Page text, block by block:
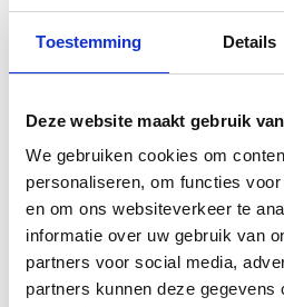
Toestemming Details
Deze website maakt gebruik
We gebruiken cookies om
personaliseren, om functies
en om ons websiteverkeer te
informatie over uw gebruik van
partners voor social media,
partners kunnen deze gegevens
Gerelateerde